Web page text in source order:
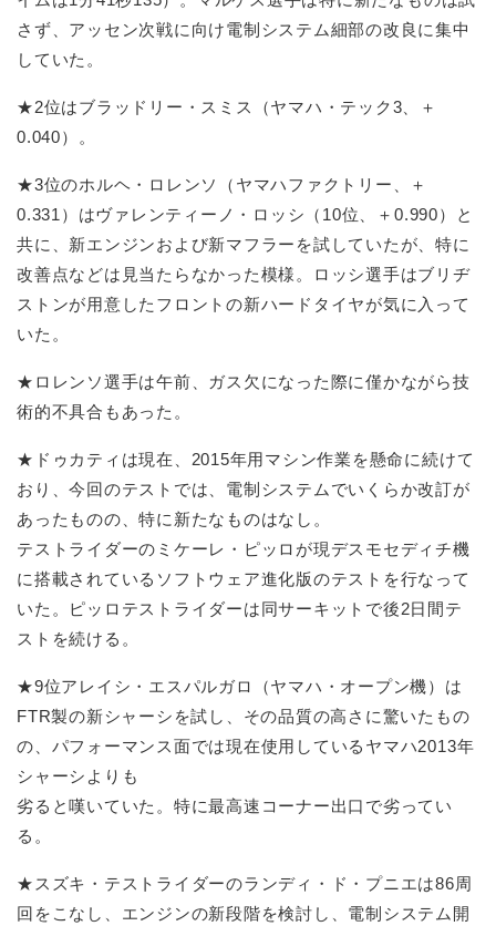
さず、アッセン次戦に向け電制システム細部の改良に集中
していた。
★2位はブラッドリー・スミス（ヤマハ・テック3、＋
0.040）。
★3位のホルヘ・ロレンソ（ヤマハファクトリー、＋
0.331）はヴァレンティーノ・ロッシ（10位、＋0.990）と
共に、新エンジンおよび新マフラーを試していたが、特に
改善点などは見当たらなかった模様。ロッシ選手はブリヂ
ストンが用意したフロントの新ハードタイヤが気に入って
いた。
★ロレンソ選手は午前、ガス欠になった際に僅かながら技
術的不具合もあった。
★ドゥカティは現在、2015年用マシン作業を懸命に続けて
おり、今回のテストでは、電制システムでいくらか改訂が
あったものの、特に新たなものはなし。
テストライダーのミケーレ・ピッロが現デスモセディチ機
に搭載されているソフトウェア進化版のテストを行なって
いた。ピッロテストライダーは同サーキットで後2日間テ
ストを続ける。
★9位アレイシ・エスパルガロ（ヤマハ・オープン機）は
FTR製の新シャーシを試し、その品質の高さに驚いたもの
の、パフォーマンス面では現在使用しているヤマハ2013年
シャーシよりも
劣ると嘆いていた。特に最高速コーナー出口で劣ってい
る。
★スズキ・テストライダーのランディ・ド・プニエは86周
回をこなし、エンジンの新段階を検討し、電制システム開